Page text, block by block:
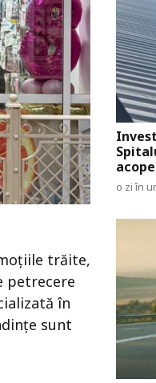
trăite,
petrecere
în
sunt
o zi în